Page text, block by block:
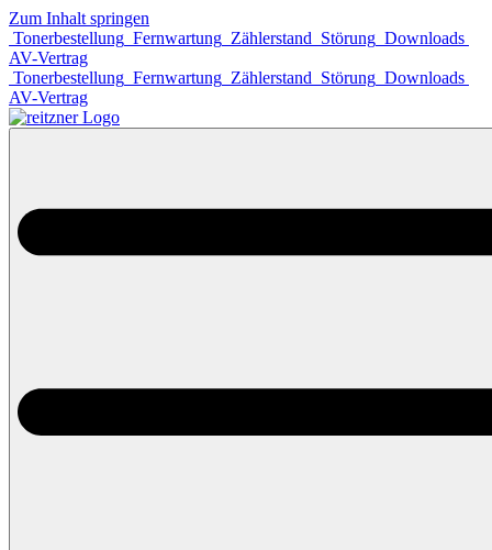
Zum Inhalt springen
Tonerbestellung Fernwartung Zählerstand Störung Downloads
AV-Vertrag
Tonerbestellung Fernwartung Zählerstand Störung Downloads
AV-Vertrag